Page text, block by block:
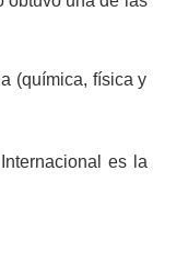
(química, física y
es la